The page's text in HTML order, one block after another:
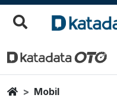
HomeMobil